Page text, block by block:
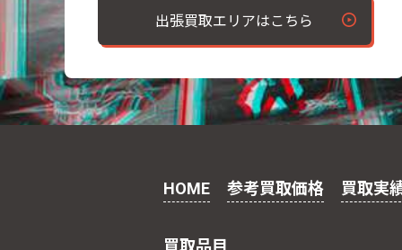
出張買取エリアはこちら
HOME 参考買取価格 買取実
買取品目